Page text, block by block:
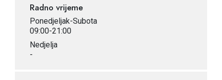
Radno vrijeme
Ponedjeljak-Subota
09:00-21:00
Nedjelja
-